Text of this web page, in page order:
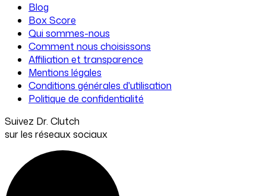
Blog
Box Score
Qui sommes-nous
Comment nous choisissons
Affiliation et transparence
Mentions légales
Conditions générales d'utilisation
Politique de confidentialité
Suivez Dr. Clutch
sur les réseaux sociaux